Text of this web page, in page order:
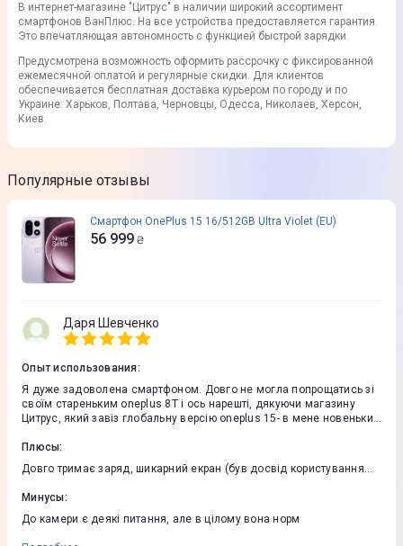
В интернет-магазине "Цитрус" в наличии широкий ассортимент
смартфонов ВанПлюс. На все устройства предоставляется гарантия.
Это впечатляющая автономность с функцией быстрой зарядки.
Предусмотрена возможность оформить рассрочку с фиксированной
ежемесячной оплатой и регулярные скидки. Для клиентов
обеспечивается бесплатная доставка курьером по городу и по
Украине: Харьков, Полтава, Черновцы, Одесса, Николаев, Херсон,
Киев.
Популярные отзывы
Смартфон OnePlus 15 16/512GB Ultra Violet (EU)
56 999 ₴
Даря Шевченко
Опыт использования:
Я дуже задоволена смартфоном. Довго не могла попрощатись зі
своїм стареньким oneplus 8Т і ось нарешті, дякуючи магазину
Цитрус, який завіз глобальну версію oneplus 15- в мене новенький
Плюсы:
Довго тримає заряд, шикарний екран (був досвід користування
продуктивність в іграх і будь-яких інших задачах, якісна збірка
Минусы:
До камери є деякі питання, але в цілому вона норм